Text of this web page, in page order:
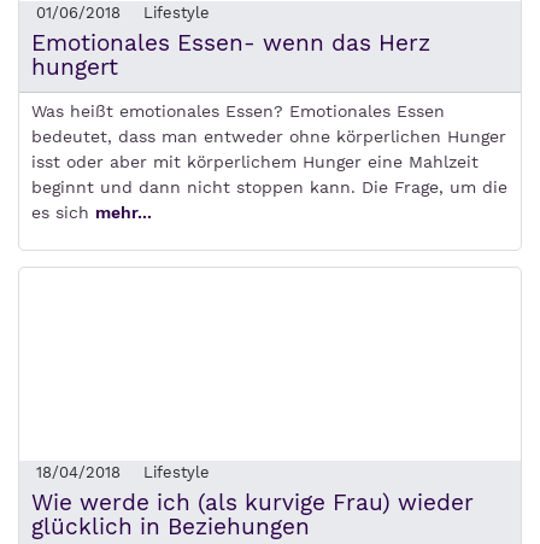
01/06/2018 Lifestyle
Emotionales Essen- wenn das Herz
hungert
Was heißt emotionales Essen? Emotionales Essen
bedeutet, dass man entweder ohne körperlichen Hunger
isst oder aber mit körperlichem Hunger eine Mahlzeit
beginnt und dann nicht stoppen kann. Die Frage, um die
es sich mehr...
18/04/2018 Lifestyle
Wie werde ich (als kurvige Frau) wieder
glücklich in Beziehungen